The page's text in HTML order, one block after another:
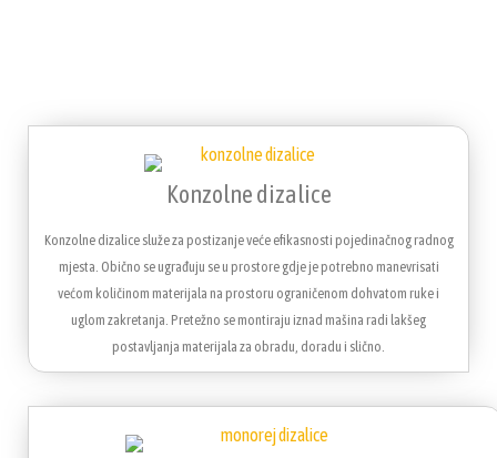
Konzolne dizalice
Konzolne dizalice služe za postizanje veće efikasnosti pojedinačnog radnog
mjesta. Obično se ugrađuju se u prostore gdje je potrebno manevrisati
većom količinom materijala na prostoru ograničenom dohvatom ruke i
uglom zakretanja. Pretežno se montiraju iznad mašina radi lakšeg
postavljanja materijala za obradu, doradu i slično.